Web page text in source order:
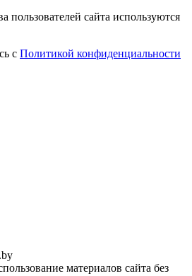
пользователей сайта используются
с Политикой конфиденциальности
материалов сайта без